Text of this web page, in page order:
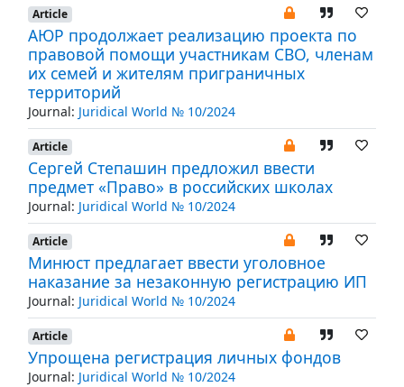
Article
АЮР продолжает реализацию проекта по
правовой помощи участникам СВО, членам
их семей и жителям приграничных
территорий
Journal: Juridical World № 10/2024
Article
Сергей Степашин предложил ввести
предмет «Право» в российских школах
Journal: Juridical World № 10/2024
Article
Минюст предлагает ввести уголовное
наказание за незаконную регистрацию ИП
Journal: Juridical World № 10/2024
Article
Упрощена регистрация личных фондов
Journal: Juridical World № 10/2024